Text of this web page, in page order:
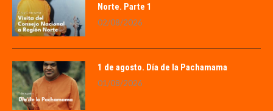
Norte. Parte 1
02/08/2026
1 de agosto. Día de la Pachamama
01/08/2026